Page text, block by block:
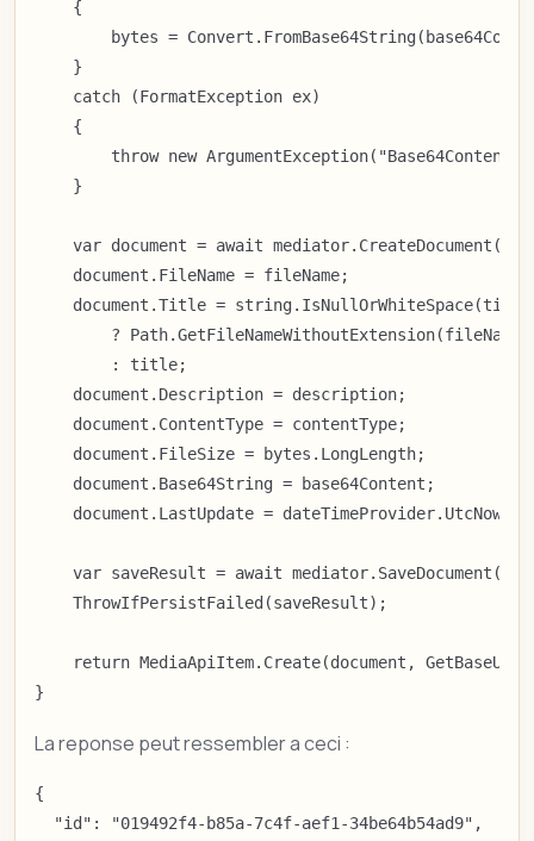
    {
bytes =
    }
    catch (FormatException ex)
    {
throw new ArgumentException("Base64Content
    }
var document = await
    document.FileName = fileName;
document.Title =
        ? Path.GetFileNameWithoutExtension(fileName)
        : title;
    document.Description = description;
    document.ContentType = contentType;
    document.FileSize = bytes.LongLength;
    document.Base64String = base64Content;
    document.LastUpdate = dateTimeProvider.UtcNow;
var saveResult = await
    ThrowIfPersistFailed(saveResult);
return MediaApiItem.Create(document,
}
La reponse peut ressembler a ceci :
{
  "id": "019492f4-b85a-7c4f-aef1-34be64b54ad9",